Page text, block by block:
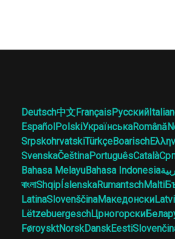
Deutsch中文FrançaisРусский
EspañolPolskiУкраїнськаRomână
SrpskohrvatskiTürkçeBoarisch
SvenskaČeštinaPortuguêsCatalà
Bahasa MelayuBahasa Indonesia
বাংলাShqipÍslenskaRumantschMalti
LatinaSlovenščinaМакедонски
LëtzebuergeschЦрногорски
FøroysktNorskDanskEesti